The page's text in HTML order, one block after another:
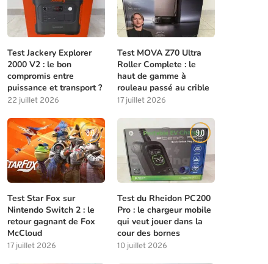
Test Jackery Explorer
2000 V2 : le bon
compromis entre
puissance et transport ?
22 juillet 2026
Test MOVA Z70 Ultra
Roller Complete : le
haut de gamme à
rouleau passé au crible
17 juillet 2026
8.0
Test Star Fox sur
Nintendo Switch 2 : le
retour gagnant de Fox
McCloud
17 juillet 2026
9.0
Test du Rheidon PC200
Pro : le chargeur mobile
qui veut jouer dans la
cour des bornes
10 juillet 2026